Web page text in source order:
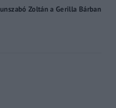
Zoltán a Gerilla Bárban